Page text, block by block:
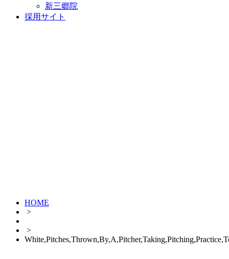
新三郷院
採用サイト
HOME
>
>